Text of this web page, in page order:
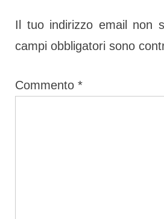
o
s
P
o
t
Il tuo indirizzo email non
campi obbligatori sono
Commento *